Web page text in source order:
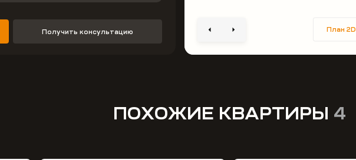
Получить консультацию План 2D
ПОХОЖИЕ КВАРТИРЫ 4